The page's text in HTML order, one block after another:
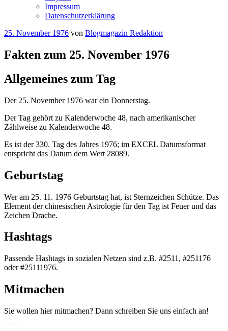
Impressum
Datenschutzerklärung
Veröffentlicht
25. November 1976 von Blogmagazin Redaktion
Fakten zum 25. November 1976
Allgemeines zum Tag
Der 25. November 1976 war ein Donnerstag.
Der Tag gehört zu Kalenderwoche 48, nach amerikanischer
Zählweise zu Kalenderwoche 48.
Es ist der 330. Tag des Jahres 1976; im EXCEL Datumsformat
entspricht das Datum dem Wert 28089.
Geburtstag
Wer am 25. 11. 1976 Geburtstag hat, ist Sternzeichen Schütze. Das
Element der chinesischen Astrologie für den Tag ist Feuer und das
Zeichen Drache.
Hashtags
Passende Hashtags in sozialen Netzen sind z.B. #2511, #251176
oder #25111976.
Mitmachen
Sie wollen hier mitmachen? Dann schreiben Sie uns einfach an!